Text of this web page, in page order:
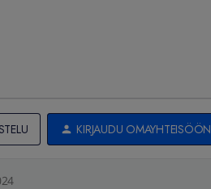
KIRJAUDU OMAYHTEISÖÖN